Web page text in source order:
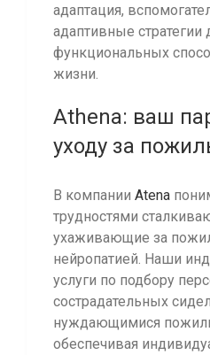
адаптация,
адаптивные стратегии
функциональных
жизни.
Athena: ваш
уходу за
В компании Atena
трудностями
ухаживающие за
нейропатией. Наши
услуги по подбору
сострадательных
нуждающимися
обеспечивая